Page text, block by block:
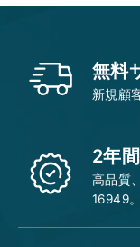
無料
新規顧
2年
高品質
16949。